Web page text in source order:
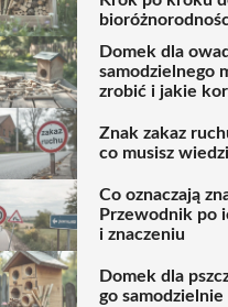
Domek dla
samodzielnego
zrobić i jakie
Znak zakaz
co musisz
Co oznaczają
Przewodnik po
i znaczeniu
Domek dla
go